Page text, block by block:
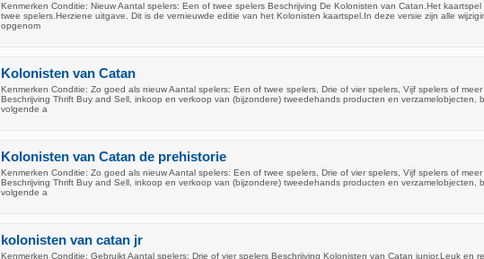
Kenmerken Conditie: Nieuw Aantal spelers: Een of twee spelers Beschrijving De Kolonisten van Catan.Het kaartspel
twee spelers.Herziene uitgave. Dit is de vernieuwde editie van het Kolonisten kaartspel.In deze versie zijn alle
opgenom
Kolonisten van Catan
Kenmerken Conditie: Zo goed als nieuw Aantal spelers: Een of twee spelers, Drie of vier spelers, Vijf spelers of meer
Beschrijving Thrift Buy and Sell, inkoop en verkoop van (bijzondere) tweedehands producten en verzamelobjecten,
volgende a
Kolonisten van Catan de prehistorie
Kenmerken Conditie: Zo goed als nieuw Aantal spelers: Een of twee spelers, Drie of vier spelers, Vijf spelers of meer
Beschrijving Thrift Buy and Sell, inkoop en verkoop van (bijzondere) tweedehands producten en verzamelobjecten,
volgende a
kolonisten van catan jr
Kenmerken Conditie: Gebruikt Aantal spelers: Drie of vier spelers Beschrijving Kolonisten van Catan junior.Leuk en